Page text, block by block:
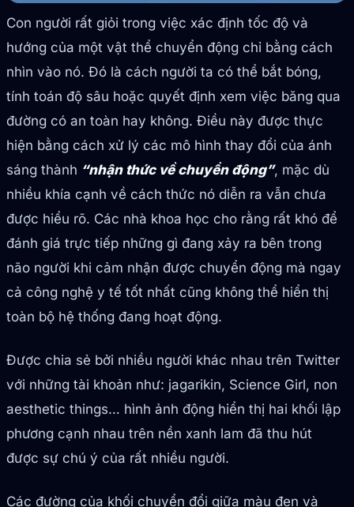
Con người rất giỏi trong việc xác định tốc độ và
hướng của một vật thể chuyển động chỉ bằng cách
nhìn vào nó. Đó là cách người ta có thể bắt bóng,
tính toán độ sâu hoặc quyết định xem việc băng qua
đường có an toàn hay không. Điều này được thực
hiện bằng cách xử lý các mô hình thay đổi của ánh
sáng thành “nhận thức về chuyển động”, mặc dù
nhiều khía cạnh về cách thức nó diễn ra vẫn chưa
được hiểu rõ. Các nhà khoa học cho rằng rất khó để
đánh giá trực tiếp những gì đang xảy ra bên trong
não người khi cảm nhận được chuyển động mà ngay
cả công nghệ y tế tốt nhất cũng không thể hiển thị
toàn bộ hệ thống đang hoạt động.
Được chia sẻ bởi nhiều người khác nhau trên Twitter
với những tài khoản như: jagarikin, Science Girl, non
aesthetic things… hình ảnh động hiển thị hai khối lập
phương cạnh nhau trên nền xanh lam đã thu hút
được sự chú ý của rất nhiều người.
Các đường của khối chuyển đổi giữa màu đen và